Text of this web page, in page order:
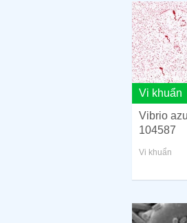
Vi khuẩn
Vibrio
104587
Vi khuẩn